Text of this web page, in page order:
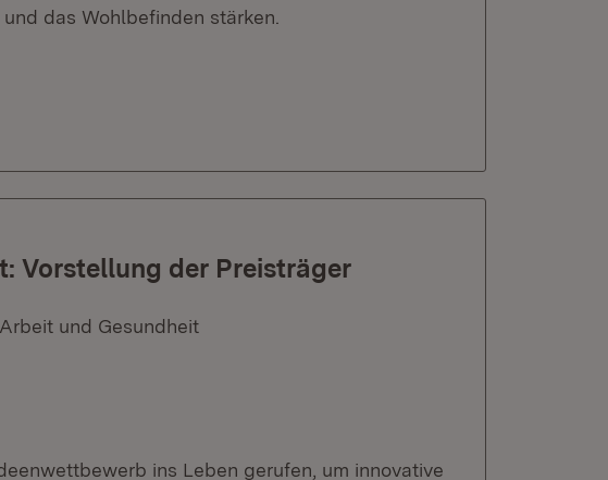
das Wohlbefinden stärken.
Vorstellung der Preisträger
und Gesundheit
ins Leben gerufen, um innovative